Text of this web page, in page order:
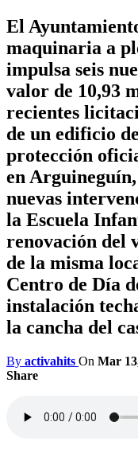
El
maquinaria a
impulsa seis
valor de 10,93
recientes
de un edificio
protección
en
nuevas
la Escuela
renovación del
de la misma
Centro de Día
instalación
la cancha del
By activahits On Mar
Share